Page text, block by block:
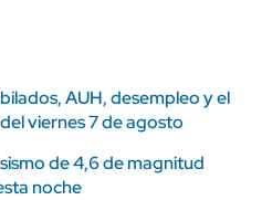
AUH, desempleo y el
viernes 7 de agosto
de 4,6 de magnitud
noche